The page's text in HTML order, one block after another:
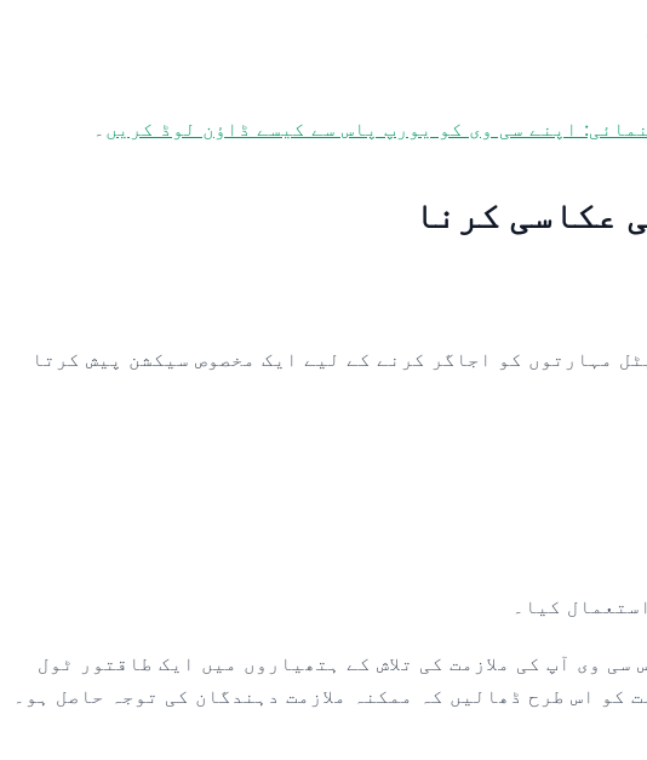
اپنے سی وی کو یورپ پاس سے کیسے ڈاؤن لوڈ کریں
مہارتوں کو اجاگر کرنے کے لیے ایک مخصوص سیکشن پیش کرتا
کیا۔
وی آپ کی ملازمت کی تلاش کے ہتھیاروں میں ایک طاقتور ٹول
اس طرح ڈھالیں کہ ممکنہ ملازمت دہندگان کی توجہ حاصل ہو۔